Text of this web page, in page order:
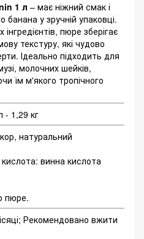
1 л – має ніжний смак і
у зручній упаковці.
пюре зберігає
текстуру, які чудово
Ідеально підходить для
молочних шейків,
їм м'якого тропічного
- 1,29 кг
натуральний
винна кислота
пюре.
Рекомендовано вжити